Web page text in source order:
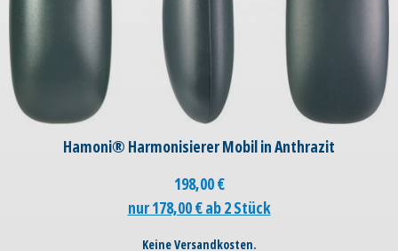
Hamoni® Harmonisierer Mobil in Anthrazit
198,00€
nur 178,00 € ab 2 Stück
Keine Versandkosten.